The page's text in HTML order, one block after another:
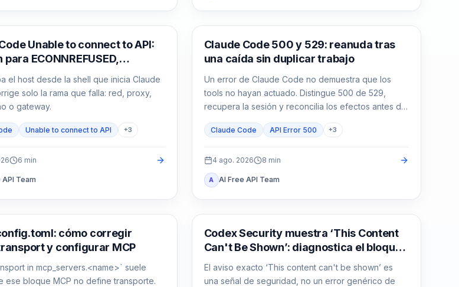
Unable to connect to API:
ECONNREFUSED,
y proxy
el host desde la shell que inicia Claude
solo la rama que falla: red, proxy,
o gateway.
Unable to connect to API +3
6 min
API Team
Claude Code
Claude Code 500 y 529: reanuda tras
una caída sin duplicar trabajo
Un error de Claude Code no demuestra que los
tools no hayan actuado. Distingue 500 de 529,
recupera la sesión y reconcilia los efectos antes de
Claude Code API Error 500 +3
4 ago. 2026 8 min
A AI Free API Team
de desarrollo con IAcómo corregir
y configurar MCP
in mcp_servers.<name>` suele
ese bloque MCP no define transporte.
OpenAI Codex
Codex Security muestra ‘This Content
Can't Be Shown’: diagnostica el bloqueo
antes de repetir
El aviso exacto ‘This content can't be shown’ es
una señal de seguridad, no un error genérico de